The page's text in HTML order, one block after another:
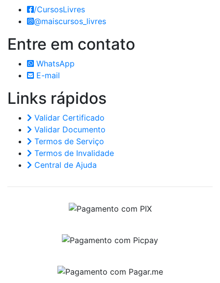
/CursosLivres
@maiscursos_livres
Entre em contato
WhatsApp
E-mail
Links rápidos
Validar Certificado
Validar Documento
Termos de Serviço
Termos de Invalidade
Central de Ajuda